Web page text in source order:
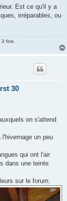
Est ce qu'il y a
irréparables, ou
fois.
30
on s'attend
un peu
qui ont l'air
dans une teinte
sur le forum.